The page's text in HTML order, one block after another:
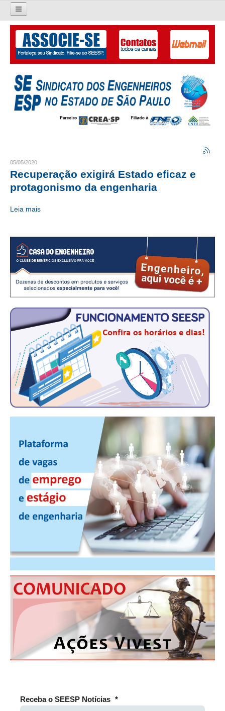
Pesquisar...
O SINDICATO
APRESENTAÇÃO
PALAVRA DO PRESIDENTE
LIVRO GESTÃO 2026-2029
SUBSEDES SINDICAIS
CRESCE BRASIL
CONSELHO TECNOLÓGICO
HISTÓRICO E ATUAÇÃO
CONSELHOS ASSESSORES
PERSONALIDADES DA TECNOLOGIA
NÚCLEO DA MULHER ENGENHEIRA
TRANSPARÊNCIA
JURÍDICO
ACORDOS, CONVENÇÕES E DISSÍDIOS
CONTRIBUIÇÕES
CONTRIBUIÇÃO ASSISTENCIAL
CONTRIBUIÇÃO ASSOCIATIVA OU ANUIDADE DE SÓCIO
CONTRIBUIÇÃO SINDICAL URBANA
REVISÃO DE APOSENTADORIA
FGTS EXPURGOS
FGTS CORREÇÃO
LEGISLAÇÃO
LEI 4.950-A/1966 – PISO SALARIAL
LEI 5.194/1966 – REGULAMENTAÇÃO DA PROFISSÃO
RES 1.002/2002 – CÓDIGO DE ÉTICA
05/05/2020
Recuperação exigirá Estado eficaz e
protagonismo da engenharia
Leia mais
Receba o SEESP Notícias *